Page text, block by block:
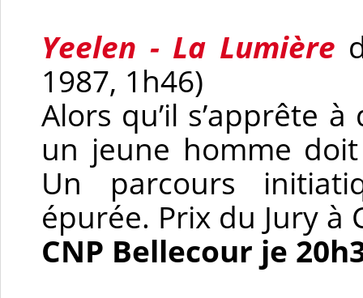
Yeelen - La Lumière
1987, 1h46)
Alors qu’il s’apprête
un jeune homme
Un parcours
épurée. Prix du Jury à
CNP Bellecour je